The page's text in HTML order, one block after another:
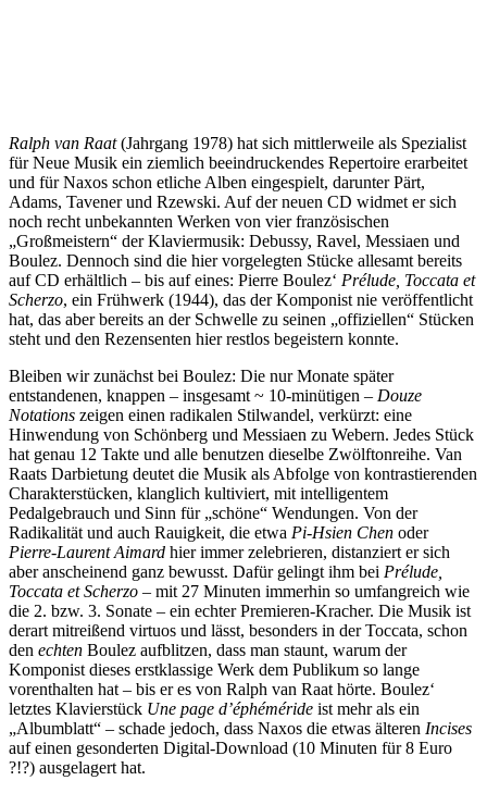
Ralph van Raat(Jahrgang 1978) hat sich mittlerweile als Spezialist
für Neue Musik ein ziemlich beeindruckendes Repertoire erarbeitet
und für Naxos schon etliche Alben eingespielt, darunter Pärt,
Adams, Tavener und Rzewski. Auf der neuen CD widmet er sich
noch recht unbekannten Werken von vier französischen
„Großmeistern“ der Klaviermusik: Debussy, Ravel, Messiaen und
Boulez. Dennoch sind die hier vorgelegten Stücke allesamt bereits
auf CD erhältlich – bis auf eines: Pierre Boulez‘ Prélude, Toccata et
Scherzo, ein Frühwerk (1944), das der Komponist nie veröffentlicht
hat, das aber bereits an der Schwelle zu seinen „offiziellen“ Stücken
steht und den Rezensenten hier restlos begeistern konnte.
Bleiben wir zunächst bei Boulez: Die nur Monate später
entstandenen, knappen – insgesamt ~ 10-minütigen – Douze
Notations zeigen einen radikalen Stilwandel, verkürzt: eine
Hinwendung von Schönberg und Messiaen zu Webern. Jedes Stück
hat genau 12 Takte und alle benutzen dieselbe Zwölftonreihe. Van
Raats Darbietung deutet die Musik als Abfolge von kontrastierenden
Charakterstücken, klanglich kultiviert, mit intelligentem
Pedalgebrauch und Sinn für „schöne“ Wendungen. Von der
Radikalität und auch Rauigkeit, die etwa Pi-Hsien Chen oder
Pierre-Laurent Aimard hier immer zelebrieren, distanziert er sich
aber anscheinend ganz bewusst. Dafür gelingt ihm bei Prélude,
Toccata et Scherzo – mit 27 Minuten immerhin so umfangreich wie
die 2. bzw. 3. Sonate – ein echter Premieren-Kracher. Die Musik ist
derart mitreißend virtuos und lässt, besonders in der Toccata, schon
den echten Boulez aufblitzen, dass man staunt, warum der
Komponist dieses erstklassige Werk dem Publikum so lange
vorenthalten hat – bis er es von Ralph van Raat hörte. Boulez‘
letztes Klavierstück Une page d’éphéméride ist mehr als ein
„Albumblatt“ – schade jedoch, dass Naxos die etwas älteren Incises
auf einen gesonderten Digital-Download (10 Minuten für 8 Euro
?!?) ausgelagert hat.